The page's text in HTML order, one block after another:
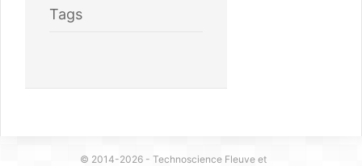
Tags
© 2014-2026 - Technoscience Fleuve et